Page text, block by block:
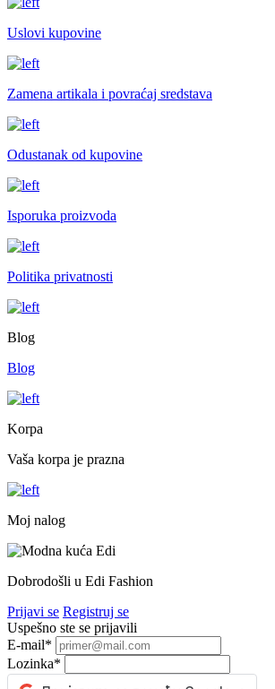
Uslovi kupovine
Zamena artikala i povraćaj sredstava
Odustanak od kupovine
Isporuka proizvoda
Politika privatnosti
Blog
Blog
Korpa
Vaša korpa je prazna
Moj nalog
Dobrodošli u Edi Fashion
Prijavi se Registruj se
Uspešno ste se prijavili
E-mail*
Lozinka*